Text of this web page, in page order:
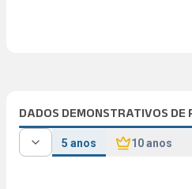
DADOS DEMONSTRATIVOS DE
5 anos 10 anos